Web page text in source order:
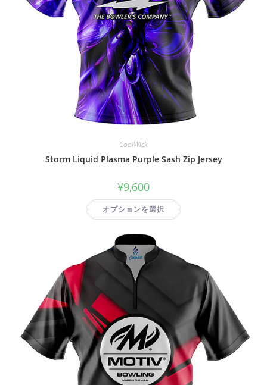
CoolWick
Storm Liquid Plasma Purple Sash Zip Jersey
¥9,600
オプションを選択